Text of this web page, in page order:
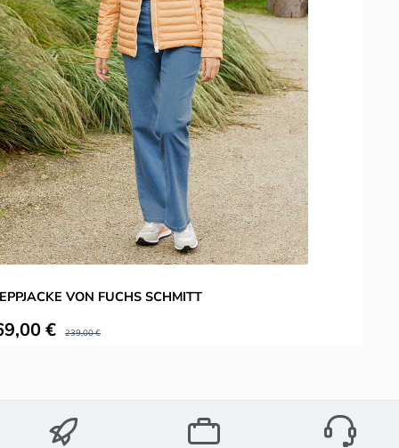
VON FUCHS SCHMITT
€ Regulärer Preis:
239,00 €